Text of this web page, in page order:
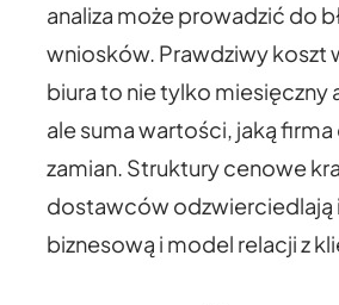
analiza może prowadzić do
wniosków. Prawdziwy koszt
biura to nie tylko miesięczny
ale suma wartości, jaką
zamian. Struktury cenowe
dostawców odzwierciedlają
biznesową i model relacji z